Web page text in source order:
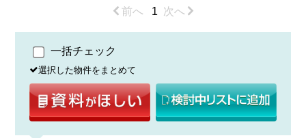
前へ 1 次へ
一括チェック
選択した物件をまとめて